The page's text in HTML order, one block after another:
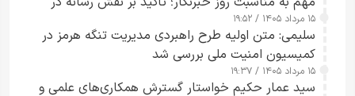
تقویت امنیت و اعتماد عمومی
۱۵ مرداد ۱۴۰۵ / ۱۹:۵۲
سلیمی: متن اولیه طرح راهبردی مدیریت تنگه هرمز در
کمیسیون امنیت ملی بررسی شد
۱۵ مرداد ۱۴۰۵ / ۱۹:۳۷
سید عمار حکیم خواستار گسترش همکاری‌های علمی و